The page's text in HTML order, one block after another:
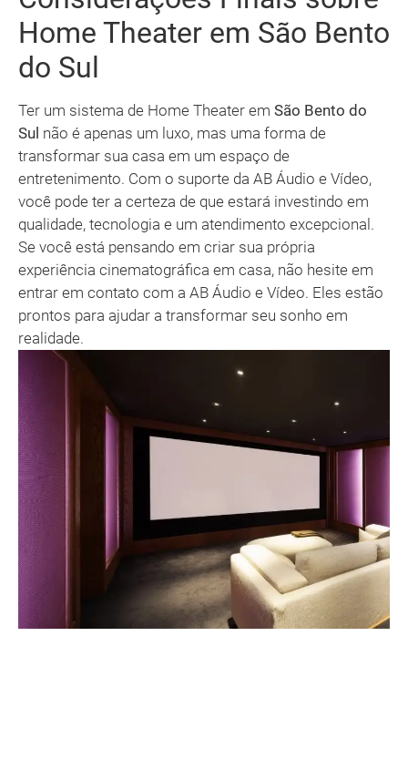
Home Theater em São Bento
do Sul
Ter um sistema de Home Theater em São Bento do
Sul não é apenas um luxo, mas uma forma de
transformar sua casa em um espaço de
entretenimento. Com o suporte da AB Áudio e Vídeo,
você pode ter a certeza de que estará investindo em
qualidade, tecnologia e um atendimento excepcional.
Se você está pensando em criar sua própria
experiência cinematográfica em casa, não hesite em
entrar em contato com a AB Áudio e Vídeo. Eles estão
prontos para ajudar a transformar seu sonho em
realidade.